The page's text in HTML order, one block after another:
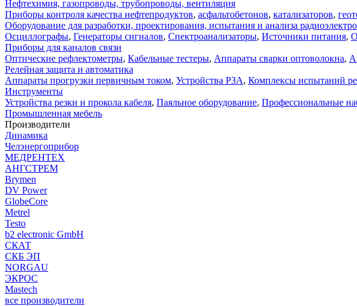
Нефтехимия, газопроводы, трубопроводы, вентиляция
Приборы контроля качества нефтепродуктов, асфальтобетонов, катализаторов,
Оборудование для разработки, проектирования, испытания и анализа
Осциллографы, Генераторы сигналов, Спектроанализаторы, Источники питания,
Приборы для каналов связи
Оптические рефлектометры, Кабельные тестеры, Аппараты сварки оптоволокна,
Релейная защита и автоматика
Аппараты прогрузки первичным током, Устройства РЗА, Комплексы испытаний
Инструменты
Устройства резки и прокола кабеля, Паяльное оборудование, Профессиональные
Промышленная мебель
Производители
Динамика
Челэнергоприбор
МЕДРЕНТЕХ
АНГСТРЕМ
Brymen
DV Power
GlobeCore
Metrel
Testo
b2 electronic GmbH
СКАТ
СКБ ЭП
NORGAU
ЭКРОС
Mastech
все производители